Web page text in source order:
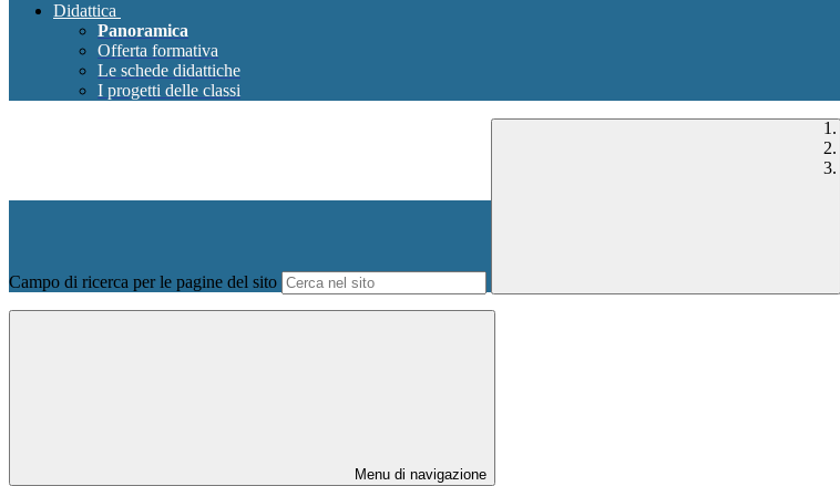
Didattica
Panoramica
Offerta formativa
Le schede didattiche
I progetti delle classi
Campo di ricerca per le pagine del sito
Menu di navigazione